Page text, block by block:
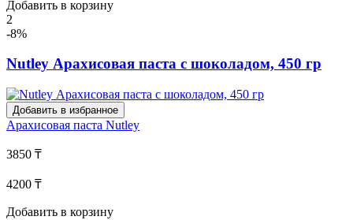
Добавить в корзину
2
-8%
Nutley Арахисовая паста с шоколадом, 450 гр
Добавить в избранное
Арахисовая паста Nutley
3850 ₸
4200 ₸
Добавить в корзину